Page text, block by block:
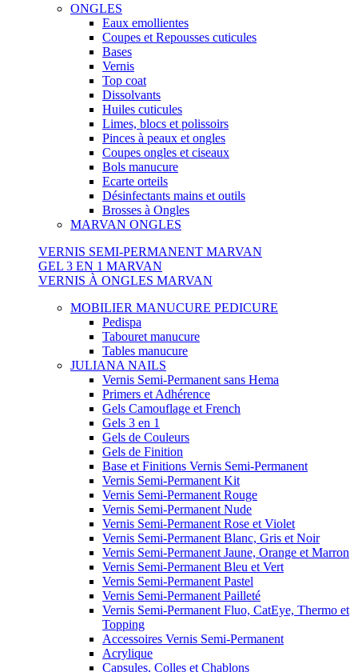
ONGLES
Eaux emollientes
Coupes et Repousses cuticules
Bases
Vernis
Top coat
Dissolvants
Huiles cuticules
Limes, blocs et polissoirs
Pinces à peaux et ongles
Coupes ongles et ciseaux
Bols manucure
Ecarte orteils
Désinfectants mains et outils
Brosses à Ongles
MARVAN ONGLES
VERNIS SEMI-PERMANENT MARVAN
GEL 3 EN 1 MARVAN
VERNIS À ONGLES MARVAN
MOBILIER MANUCURE PEDICURE
Pedispa
Tabouret manucure
Tables manucure
JULIANA NAILS
Vernis Semi-Permanent sans Hema
Primers et Adhérence
Gels Camouflage et French
Gels 3 en 1
Gels de Couleurs
Gels de Finition
Base et Finitions Vernis Semi-Permanent
Vernis Semi-Permanent Kit
Vernis Semi-Permanent Rouge
Vernis Semi-Permanent Nude
Vernis Semi-Permanent Rose et Violet
Vernis Semi-Permanent Blanc, Gris et Noir
Vernis Semi-Permanent Jaune, Orange et Marron
Vernis Semi-Permanent Bleu et Vert
Vernis Semi-Permanent Pastel
Vernis Semi-Permanent Pailleté
Vernis Semi-Permanent Fluo, CatEye, Thermo et
Topping
Accessoires Vernis Semi-Permanent
Acrylique
Capsules, Colles et Chablons